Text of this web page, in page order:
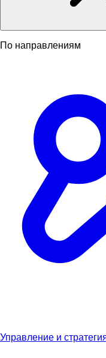
По направлениям
Управление и